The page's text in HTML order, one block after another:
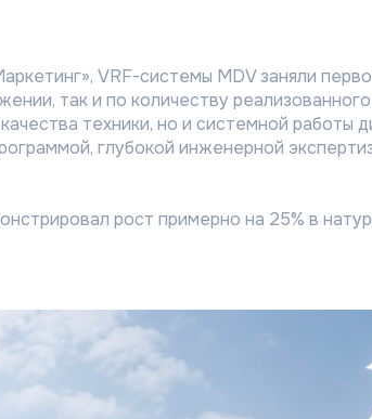
VRF-системы MDV заняли
так и по количеству
техники, но и системной работы
глубокой инженерной
рост примерно на 25% в